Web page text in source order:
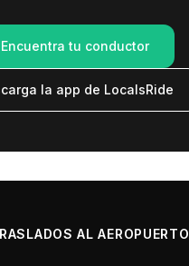
Encuentra tu conductor
la app de LocalsRide
AL AEROPUERTO